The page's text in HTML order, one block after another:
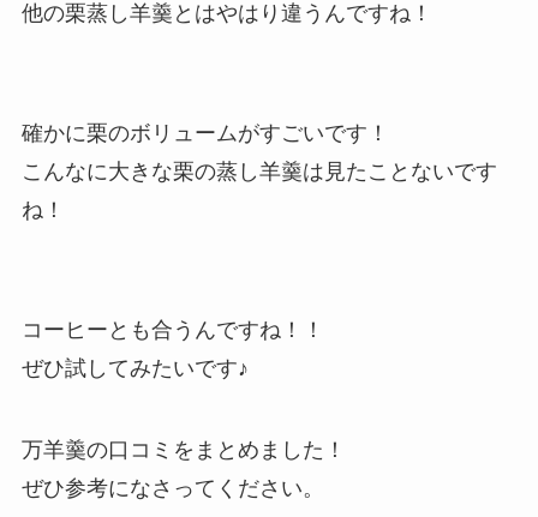
他の栗蒸し羊羹とはやはり違うんですね！
確かに栗のボリュームがすごいです！
こんなに大きな栗の蒸し羊羹は見たことないです
ね！
コーヒーとも合うんですね！！
ぜひ試してみたいです♪
万羊羹の口コミをまとめました！
ぜひ参考になさってください。